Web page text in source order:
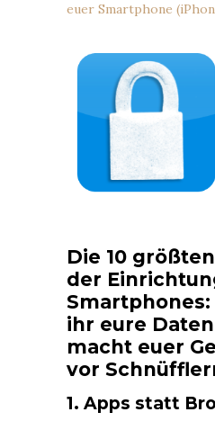
euer Smartphone
Die 10
der
ihr eure
macht euer
vor
1. Apps statt